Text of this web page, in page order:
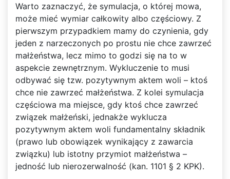
Warto zaznaczyć, że symulacja, o której mowa,
może mieć wymiar całkowity albo częściowy. Z
pierwszym przypadkiem mamy do czynienia, gdy
jeden z narzeczonych po prostu nie chce zawrzeć
małżeństwa, lecz mimo to godzi się na to w
aspekcie zewnętrznym. Wykluczenie to musi
odbywać się tzw. pozytywnym aktem woli – ktoś
chce nie zawrzeć małżeństwa. Z kolei symulacja
częściowa ma miejsce, gdy ktoś chce zawrzeć
związek małżeński, jednakże wyklucza
pozytywnym aktem woli fundamentalny składnik
(prawo lub obowiązek wynikający z zawarcia
związku) lub istotny przymiot małżeństwa –
jedność lub nierozerwalność (kan. 1101 § 2 KPK).